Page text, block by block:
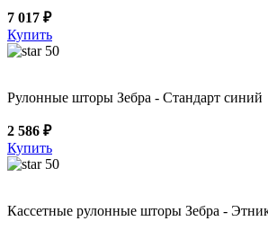
7 017 ₽
Купить
50
Рулонные шторы Зебра - Стандарт синий
2 586 ₽
Купить
50
Кассетные рулонные шторы Зебра -